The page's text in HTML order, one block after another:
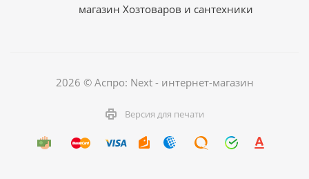
магазин Хозтоваров и сантехники
2026 © Аспро: Next - интернет-магазин
Версия для печати